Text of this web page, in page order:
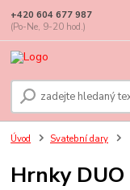
+420 604 677 987
(Po-Ne, 9-20 hod.)
Úvod Svatební dary
Hrnky DUO